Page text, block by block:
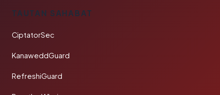
TAUTAN SAHABAT
CiptatorSec
KanaweddGuard
RefreshiGuard